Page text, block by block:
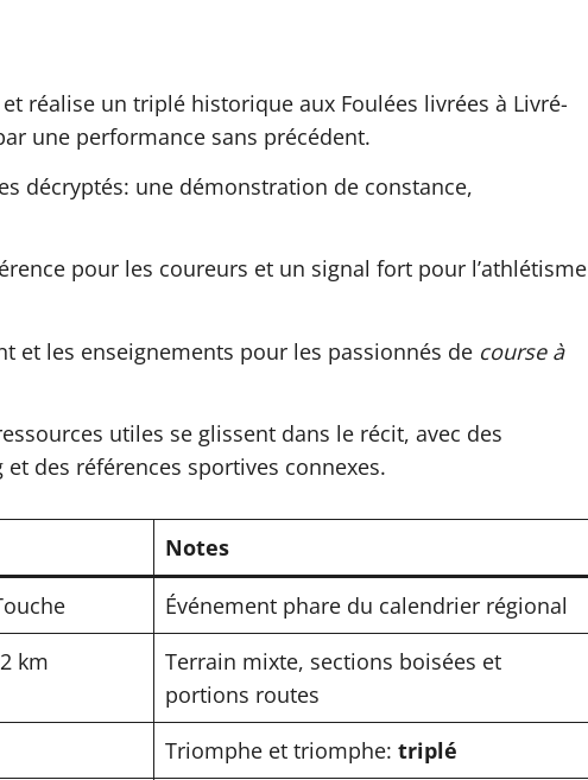
réalise un triplé historique aux Foulées livrées à Livré-
une performance sans précédent.
décryptés: une démonstration de constance,
pour les coureurs et un signal fort pour l’athlétisme
et les enseignements pour les passionnés de course à
utiles se glissent dans le récit, avec des
des références sportives connexes.
Notes
Événement phare du calendrier régional
km
Terrain mixte, sections boisées et
portions routes
Triomphe et triomphe: triplé